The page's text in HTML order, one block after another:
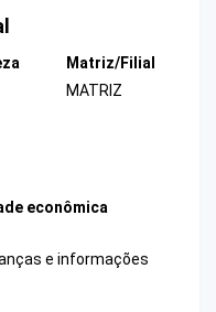
Matriz/Filial
MATRIZ
econômica
e informações